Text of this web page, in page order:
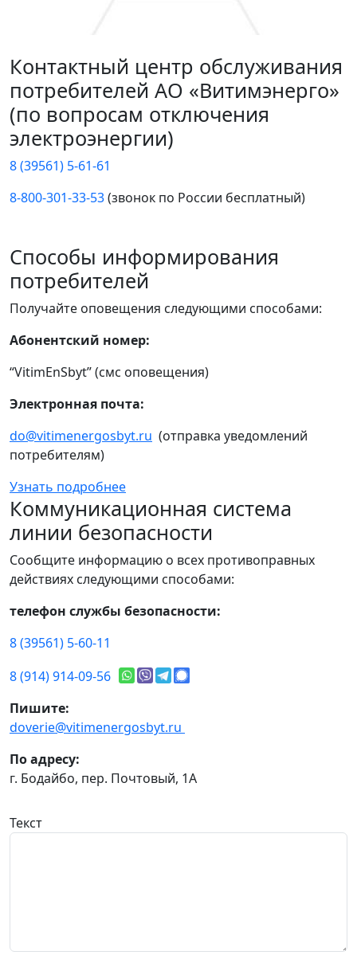
Контактный центр обслуживания
потребителей АО «Витимэнерго»
(по вопросам отключения
электроэнергии)
8 (39561) 5-61-61
8-800-301-33-53(звонок по России бесплатный)
Способы информирования
потребителей
Получайте оповещения следующими способами:
Абонентский номер:
“VitimEnSbyt” (смс оповещения)
Электронная почта:
do@vitimenergosbyt.ru (отправка уведомлений
потребителям)
Узнать подробнее
Коммуникационная система
линии безопасности
Сообщите информацию о всех противоправных
действиях следующими способами:
телефон службы безопасности:
8 (39561) 5-60-11
8 (914) 914-09-56
Пишите:
doverie@vitimenergosbyt.ru
По адресу:
г. Бодайбо, пер. Почтовый, 1А
Текст